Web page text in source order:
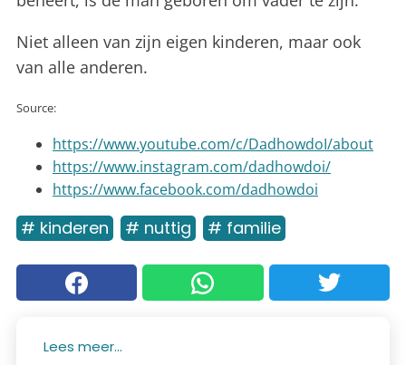
Niet alleen van zijn eigen kinderen, maar ook
van alle anderen.
Source:
https://www.youtube.com/c/DadhowdoI/about
https://www.instagram.com/dadhowdoi/
https://www.facebook.com/dadhowdoi
# kinderen # nuttig # familie
Lees meer...